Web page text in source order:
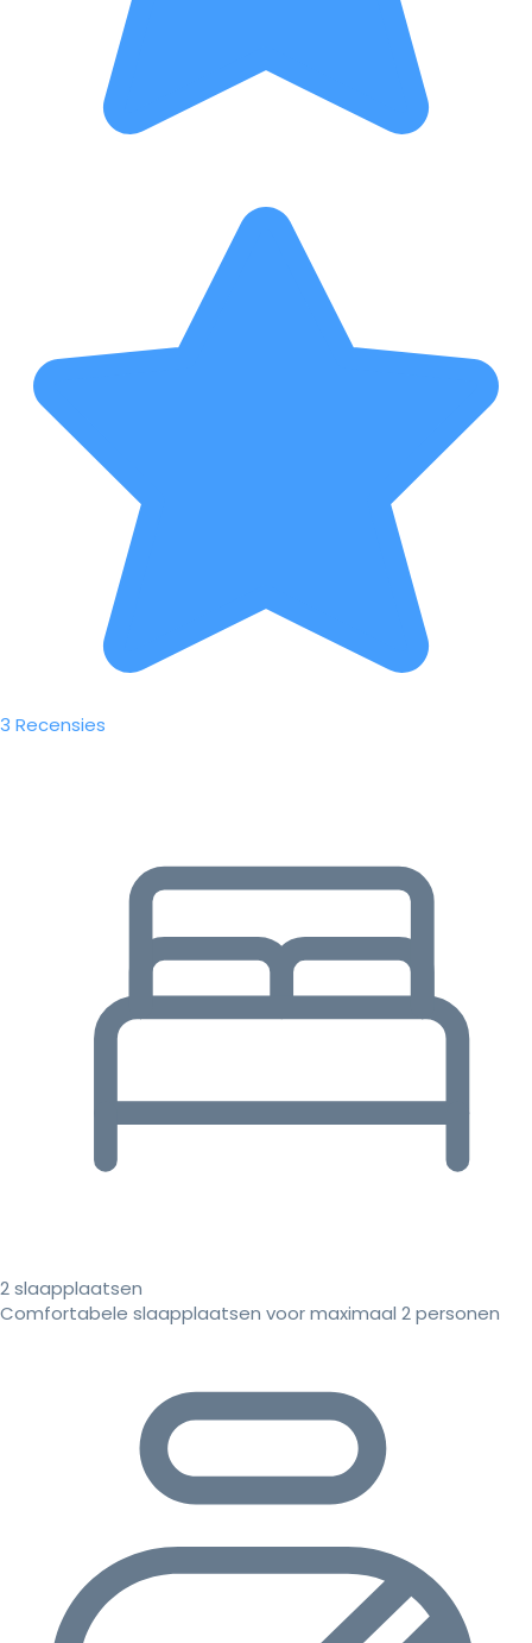
3 Recensies
2 slaapplaatsen
Comfortabele slaapplaatsen voor maximaal 2 personen